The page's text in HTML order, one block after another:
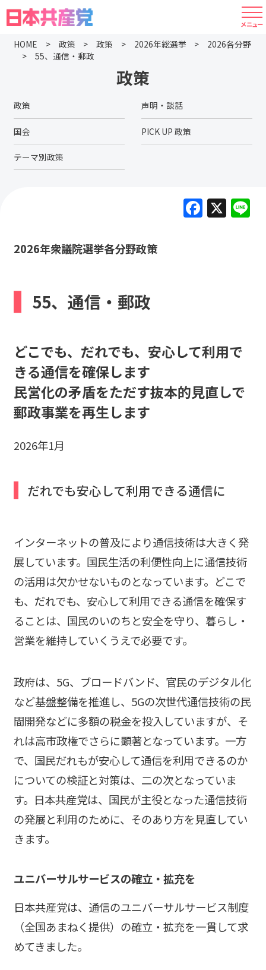
HOME 政策 政策 2026年総選挙
2026各分野
55、通信・郵政
政策
政策 声明・談話
国会 PICK UP 政策
テーマ別政策
F
k
X
2026年衆議院選挙各分野政策
55、通信・郵政
どこでも、だれでも、安心して利用で
きる通信を確保します
民営化の矛盾をただす抜本的見直しで
郵政事業を再生します
2026年1月
だれでも安心して利用できる通信に
インターネットの普及により通信技術は大きく発
展しています。国民生活の利便性向上に通信技術
の活用は欠かせないものとなっています。どこで
も、だれでも、安心して利用できる通信を確保す
ることは、国民のいのちと安全を守り、暮らし・
営業を維持していくうえで必要です。
政府は、5G、ブロードバンド、官民のデジタル化
など基盤整備を推進し、5Gの次世代通信技術の民
間開発などに多額の税金を投入していますが、そ
れは高市政権でさらに顕著となっています。一方
で、国民だれもが安心して通信を利用できるのか
についての検証と対策は、二の次となっていま
す。日本共産党は、国民が主役となった通信技術
の発展と利用のために、そのあり方を見直してい
きます。
ユニバーサルサービスの確立・拡充を
日本共産党は、通信のユニバーサルサービス制度
（全国あまねく提供）の確立・拡充を一貫して求
めてきました。